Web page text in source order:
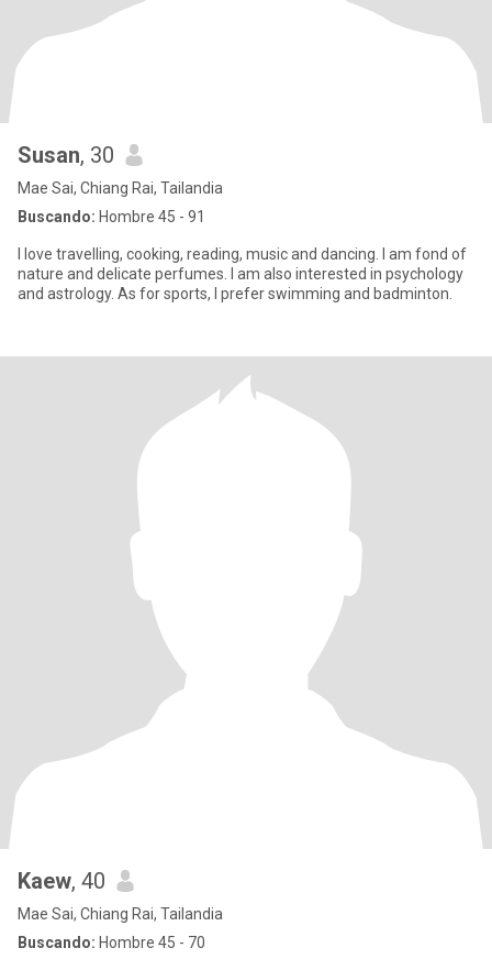
Susan, 30
Mae Sai, Chiang Rai, Tailandia
Buscando: Hombre 45 - 91
I love travelling, cooking, reading, music and dancing. I am fond of
nature and delicate perfumes. I am also interested in psychology
and astrology. As for sports, I prefer swimming and badminton.
Kaew, 40
Mae Sai, Chiang Rai, Tailandia
Buscando: Hombre 45 - 70